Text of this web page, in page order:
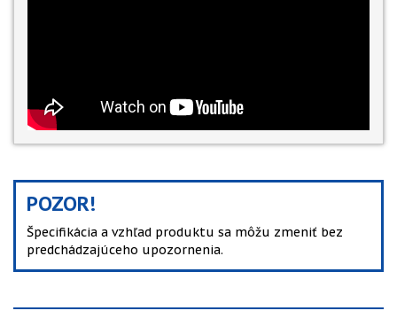
POZOR!
Špecifikácia a vzhľad produktu sa môžu zmeniť bez
predchádzajúceho upozornenia.